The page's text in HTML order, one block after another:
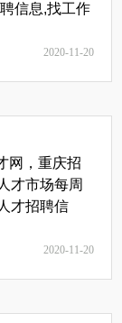
信息,找工作
2020-11-20
网，重庆招
才市场每周
才招聘信
2020-11-20